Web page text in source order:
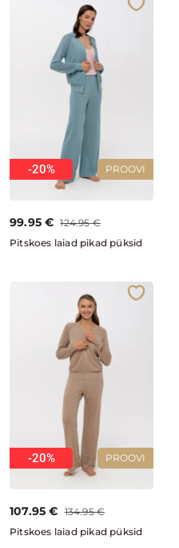
PROOVI
-20%
99.95 € 124.95 €
Pitskoes laiad pikad püksid
PROOVI
-20%
107.95 € 134.95 €
Pitskoes laiad pikad püksid